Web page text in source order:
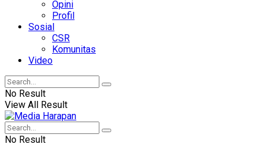
Opini
Profil
Sosial
CSR
Komunitas
Video
No Result
View All Result
No Result